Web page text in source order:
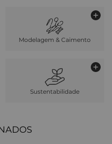
Modelagem & Caimento
Sustentabilidade